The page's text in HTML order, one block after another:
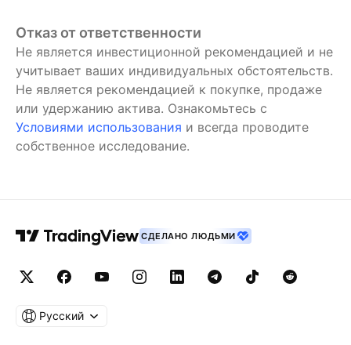
Отказ от ответственности
Не является инвестиционной рекомендацией и не
учитывает ваших индивидуальных обстоятельств.
Не является рекомендацией к покупке, продаже
или удержанию актива. Ознакомьтесь с
Условиями использования и всегда проводите
собственное исследование.
СДЕЛАНО ЛЮДЬМИ
Русский